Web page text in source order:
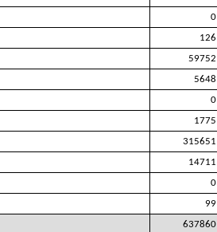
0
126
59752
5648
0
1775
315651
14711
0
99
637860